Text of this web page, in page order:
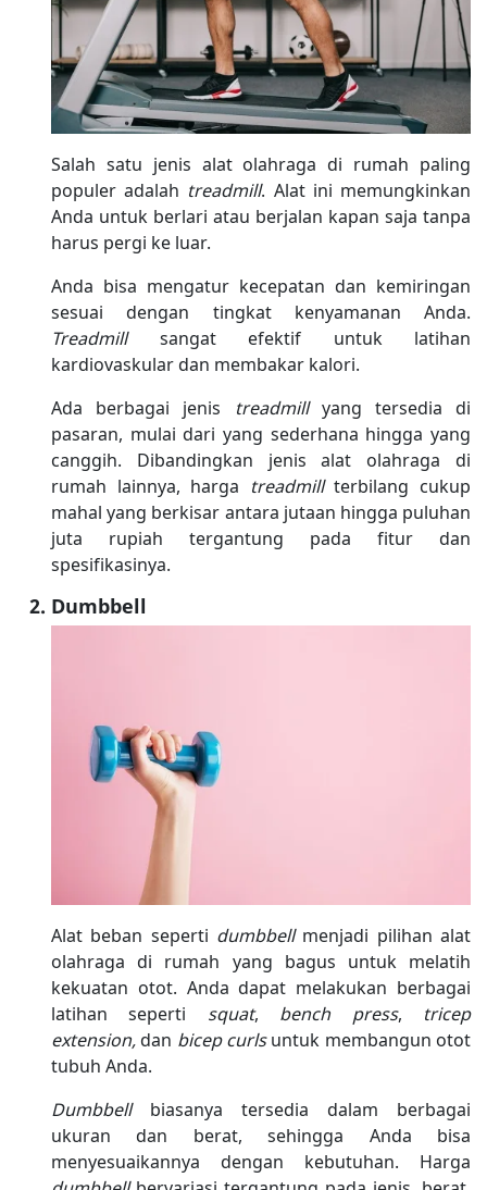
Salah satu jenis alat olahraga di rumah paling
populer adalah treadmill. Alat ini memungkinkan
Anda untuk berlari atau berjalan kapan saja tanpa
harus pergi ke luar.
Anda bisa mengatur kecepatan dan kemiringan
sesuai dengan tingkat kenyamanan Anda.
Treadmill sangat efektif untuk latihan
kardiovaskular dan membakar kalori.
Ada berbagai jenis
treadmill yang tersedia di
pasaran, mulai dari yang sederhana hingga yang
canggih. Dibandingkan jenis alat olahraga di
rumah lainnya, harga treadmillterbilang cukup
mahal yang berkisar antara jutaan hingga puluhan
juta rupiah tergantung pada fitur dan
spesifikasinya.
Dumbbell
Alat beban seperti dumbbell menjadi pilihan alat
olahraga di rumah yang bagus untuk melatih
kekuatan otot. Anda dapat melakukan berbagai
latihan seperti squat, bench press, tricep
extension,dan bicep curlsuntuk membangun otot
tubuh Anda.
Dumbbell biasanya tersedia dalam berbagai
ukuran dan berat, sehingga Anda bisa
menyesuaikannya dengan kebutuhan. Harga